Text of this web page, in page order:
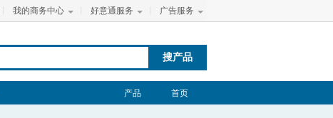
我的商务中心 好意通服务 广告服务
搜产品
首页
产品